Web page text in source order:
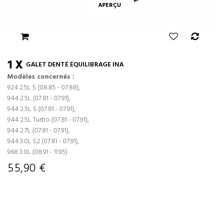
APERÇU
1 X GALET DENTÉ ÉQUILIBRAGE INA
Modèles concernés :
924 2.5L S (08.85 - 07.88),
944 2.5L (07.81 - 07.91),
944 2.5L S (07.81 - 07.91),
944 2.5L Turbo (07.81 - 07.91),
944 2.7L (07.81 - 07.91),
944 3.0L S2 (07.81 - 07.91),
968 3.0L (08.91 - 11.95)
55,90 €